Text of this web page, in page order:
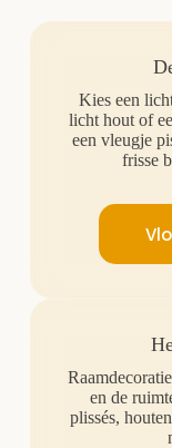
Kies een
licht hout of
een vleugje
frisse
en de
plissés,